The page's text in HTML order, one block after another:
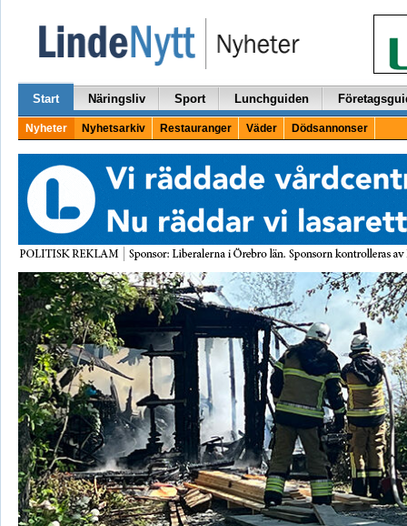
Start Näringsliv Sport Lunchguiden
Nyheter Nyhetsarkiv Restauranger Väder Dödsannonser